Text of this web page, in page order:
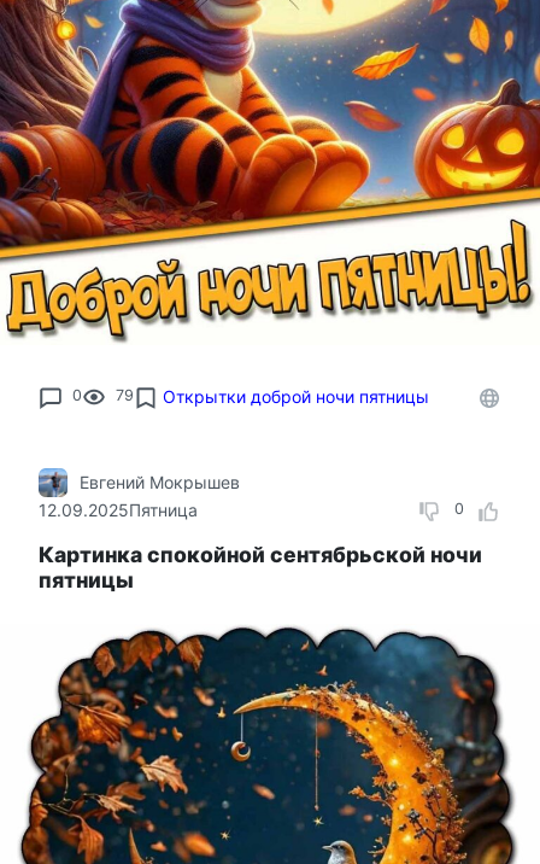
0 79 Открытки доброй ночи пятницы
0
Евгений Мокрышев
12.09.2025Пятница
Картинка спокойной сентябрьской ночи
пятницы